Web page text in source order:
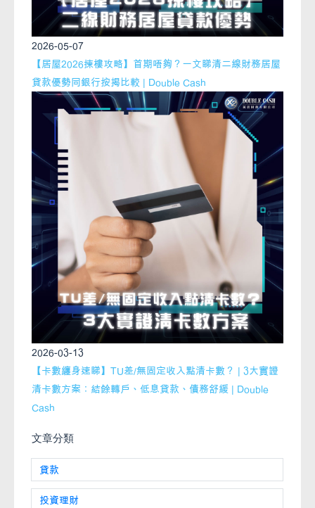
文章分類
貸款
投資理財
2026-05-07
【居屋2026揀樓攻略】首期唔夠？一文睇清二線財務居屋
貸款優勢同銀行按揭比較 | Double Cash
2026-03-13
【卡數纏身速睇】TU差/無固定收入點清卡數？ | 3大實證
清卡數方案：結餘轉戶、低息貸款、債務舒緩 | Double
Cash